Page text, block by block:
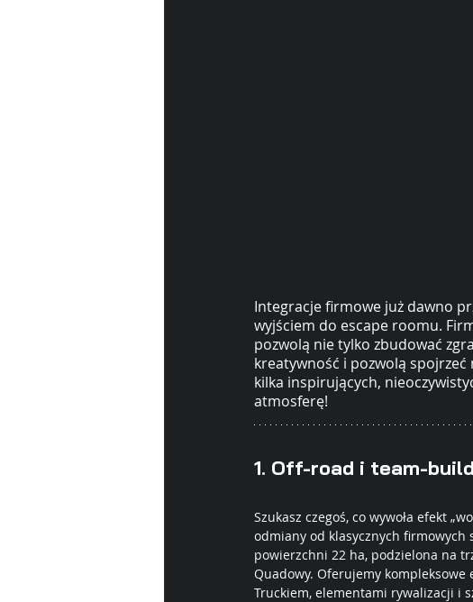
Integracje firmowe już dawno
wyjściem do escape roomu.
pozwolą nie tylko zbudować
kreatywność i pozwolą spojrzeć
kilka inspirujących,
atmosferę!
1. Off-road i team-
Szukasz czegoś, co wywoła efekt
odmiany od klasycznych
powierzchni 22 ha, podzielona na
Quadowy. Oferujemy kompleksowe
Truckiem, elementami rywalizacji i